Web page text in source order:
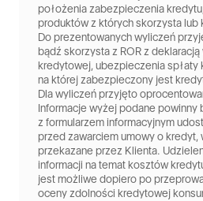
położenia zabezpieczenia
produktów z których skorzysta lub
Do prezentowanych wyliczeń
bądź skorzysta z ROR z
kredytowej, ubezpieczenia spłaty
na której zabezpieczony jest
Dla wyliczeń przyjęto
Informacje wyżej podane powinny
z formularzem informacyjnym
przed zawarciem umowy o kredyt,
przekazane przez Klienta.
informacji na temat kosztów
jest możliwe dopiero po
oceny zdolności kredytowej